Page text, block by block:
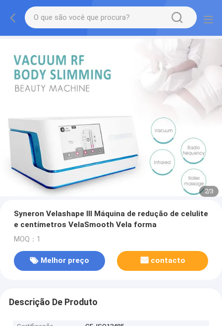
2/3
Syneron Velashape III Máquina de redução de celulite
e centímetros VelaSmooth Vela forma
MOQ：1
Melhor preço contacto
Descrição De Produto